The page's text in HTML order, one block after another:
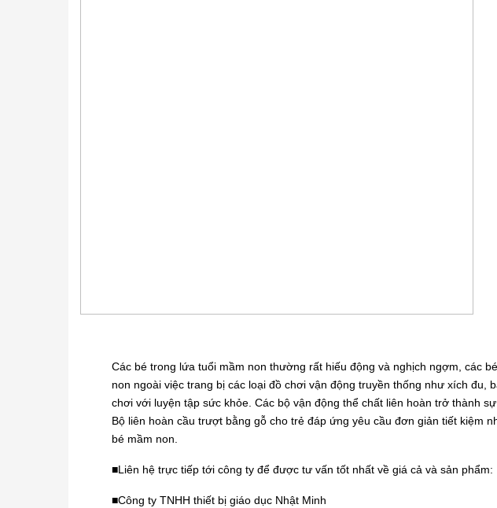
Các bé trong lứa tuổi mầm non thường rất hiếu động và nghịch ngợm, các
non ngoài việc trang bị các loại đồ chơi vận động truyền thống như xích
chơi với luyện tập sức khỏe. Các bộ vận động thể chất liên hoàn trở thành
Bộ liên hoàn cầu trượt bằng gỗ cho trẻ đáp ứng yêu cầu đơn giản tiết kiệm
bé mầm non.
■Liên hệ trực tiếp tới công ty để được tư vấn tốt nhất về giá cả và sản phẩm:
■Công ty TNHH thiết bị giáo dục Nhật Minh